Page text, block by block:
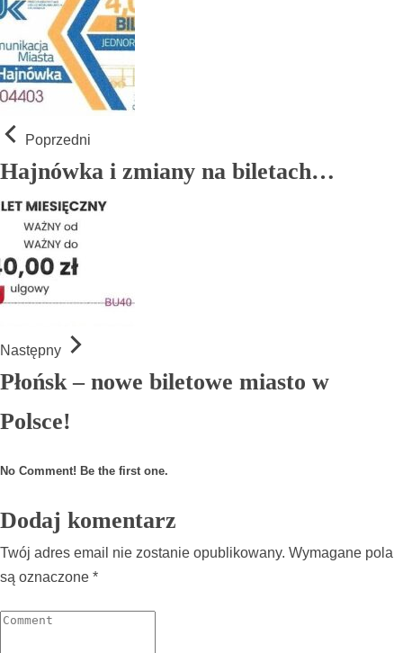
Poprzedni
Hajnówka i zmiany na biletach…
Następny
Płońsk – nowe biletowe miasto w
Polsce!
No Comment! Be the first one.
Dodaj komentarz
Twój adres email nie zostanie opublikowany. Wymagane pola
są oznaczone *